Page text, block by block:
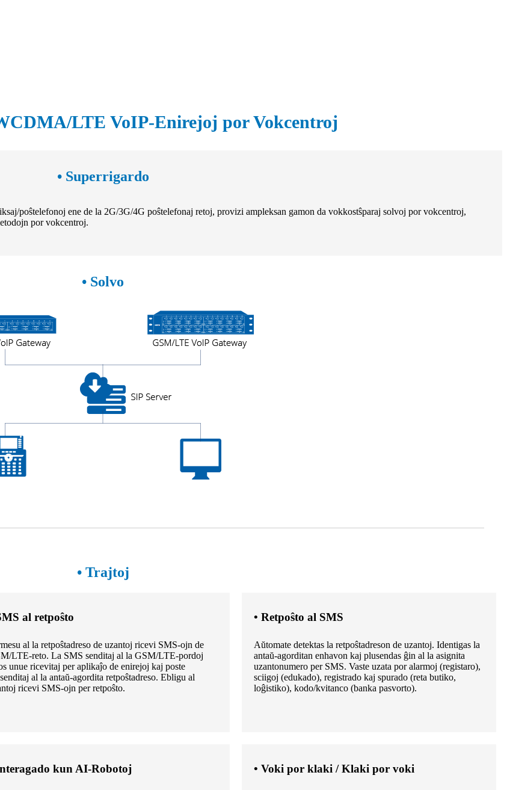
LTE VoIP-Enirejoj por Vokcentroj
• Superrigardo
poŝtelefonoj ene de la 2G/3G/4G poŝtelefonaj retoj, provizi ampleksan gamon da vokkostŝparaj solvoj por vokcentroj,
por vokcentroj.
• Solvo
• Trajtoj
al retpoŝto
al la retpoŝtadreso de uzantoj ricevi SMS-ojn de
LTE-reto. La SMS senditaj al la GSM/LTE-pordoj
unue ricevitaj per aplikaĵo de enirejoj kaj poste
al la antaŭ-agordita retpoŝtadreso. Ebligu al
ricevi SMS-ojn per retpoŝto.
• Retpoŝto al SMS
Aŭtomate detektas la retpoŝtadreson de uzantoj. Identigas la
antaŭ-agorditan enhavon kaj plusendas ĝin al la asignita
uzantonumero per SMS. Vaste uzata por alarmoj (registaro),
sciigoj (edukado), registrado kaj spurado (reta butiko,
loĝistiko), kodo/kvitanco (banka pasvorto).
kun AI-Robotoj • Voki por klaki / Klaki por voki